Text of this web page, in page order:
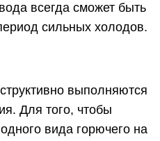
всегда сможет быть
сильных холодов.
выполняются
Для того, чтобы
вида горючего на